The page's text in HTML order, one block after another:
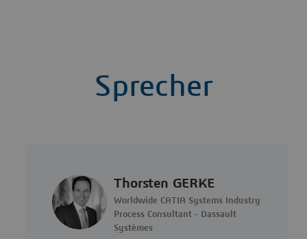
Sprecher
Thorsten GERKE
Worldwide CATIA Systems Industry
Process Consultant - Dassault
Systèmes